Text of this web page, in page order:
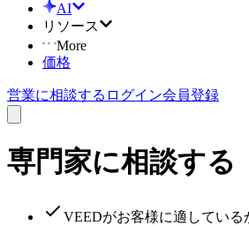
AI
リソース
More
価格
営業に相談する ログイン会員登録
専門家に相談する
VEEDがお客様に適している